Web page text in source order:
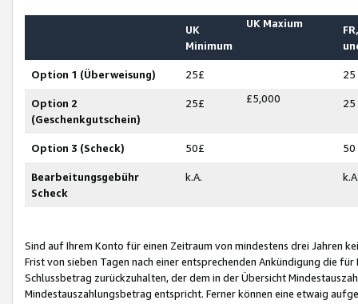
UK
Minimum
UK Maxium
Option 1 (Überweisung) 25£ 25
Option 2
(Geschenkgutschein)
25£ £5,000 25
Option 3 (Scheck) 50£ 50
Bearbeitungsgebühr
Scheck
k.A.
Sind auf Ihrem Konto für einen Zeitraum von mindestens drei Jahren
Frist von sieben Tagen nach einer entsprechenden Ankündigung die
Schlussbetrag zurückzuhalten, der dem in der Übersicht
Mindestauszahlungsbetrag entspricht. Ferner können eine etwaig